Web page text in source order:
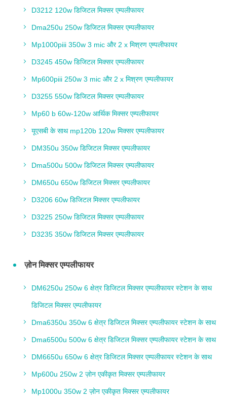
D3212 120w डिजिटल मिक्सर एम्पलीफायर
Dma250u 250w डिजिटल मिक्सर एम्पलीफायर
Mp1000piii 350w 3 mic और 2 x मिश्रण एम्पलीफायर
D3245 450w डिजिटल मिक्सर एम्पलीफायर
Mp600piii 250w 3 mic और 2 x मिश्रण एम्पलीफायर
D3255 550w डिजिटल मिक्सर एम्पलीफायर
Mp60 b 60w-120w आर्थिक मिक्सर एम्पलीफायर
यूएसबी के साथ mp120b 120w मिक्सर एम्पलीफायर
DM350u 350w डिजिटल मिक्सर एम्पलीफायर
Dma500u 500w डिजिटल मिक्सर एम्पलीफायर
DM650u 650w डिजिटल मिक्सर एम्पलीफायर
D3206 60w डिजिटल मिक्सर एम्पलीफायर
D3225 250w डिजिटल मिक्सर एम्पलीफायर
D3235 350w डिजिटल मिक्सर एम्पलीफायर
ज़ोन मिक्सर एम्पलीफायर
DM6250u 250w 6 क्षेत्र डिजिटल मिक्सर एम्पलीफायर स्टेशन के साथ
डिजिटल मिक्सर एम्पलीफायर
Dma6350u 350w 6 क्षेत्र डिजिटल मिक्सर एम्पलीफायर स्टेशन के साथ
Dma6500u 500w 6 क्षेत्र डिजिटल मिक्सर एम्पलीफायर स्टेशन के साथ
DM6650u 650w 6 क्षेत्र डिजिटल मिक्सर एम्पलीफायर स्टेशन के साथ
Mp600u 250w 2 ज़ोन एकीकृत मिक्सर एम्पलीफायर
Mp1000u 350w 2 ज़ोन एकीकृत मिक्सर एम्पलीफायर